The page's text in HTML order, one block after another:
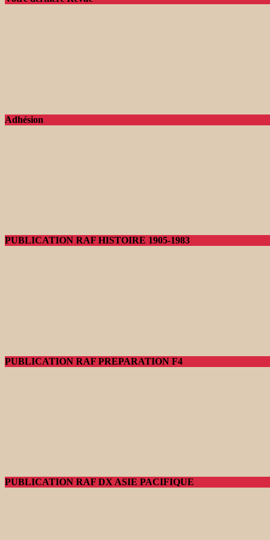
Adhésion
PUBLICATION RAF HISTOIRE 1905-1983
PUBLICATION RAF PREPARATION F4
PUBLICATION RAF DX ASIE PACIFIQUE